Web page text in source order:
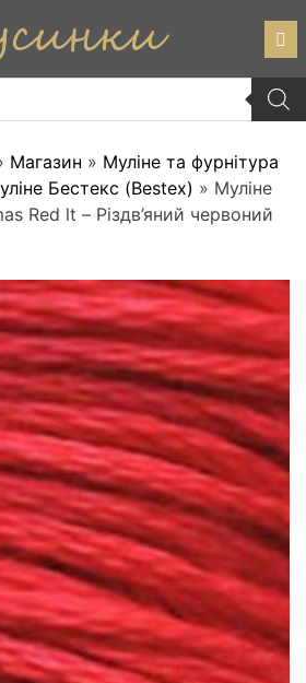
Магазин » Муліне та фурнітура
Бестекс (Bestex) » Муліне
Red lt – Різдв’яний червоний